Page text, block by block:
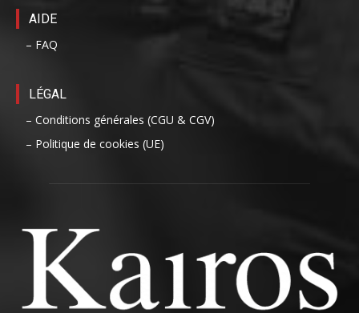
AIDE
– FAQ
LÉGAL
– Conditions générales (CGU & CGV)
– Politique de cookies (UE)